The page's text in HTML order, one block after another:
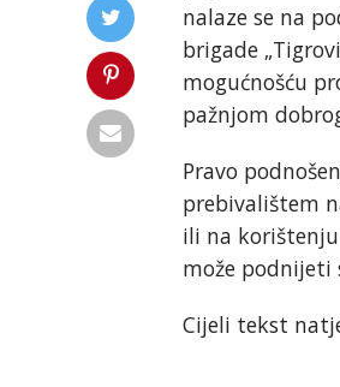
nalaze se na
brigade
mogućnošću
pažnjom
Pravo
prebivalištem
ili na
može podnijeti
Cijeli tekst